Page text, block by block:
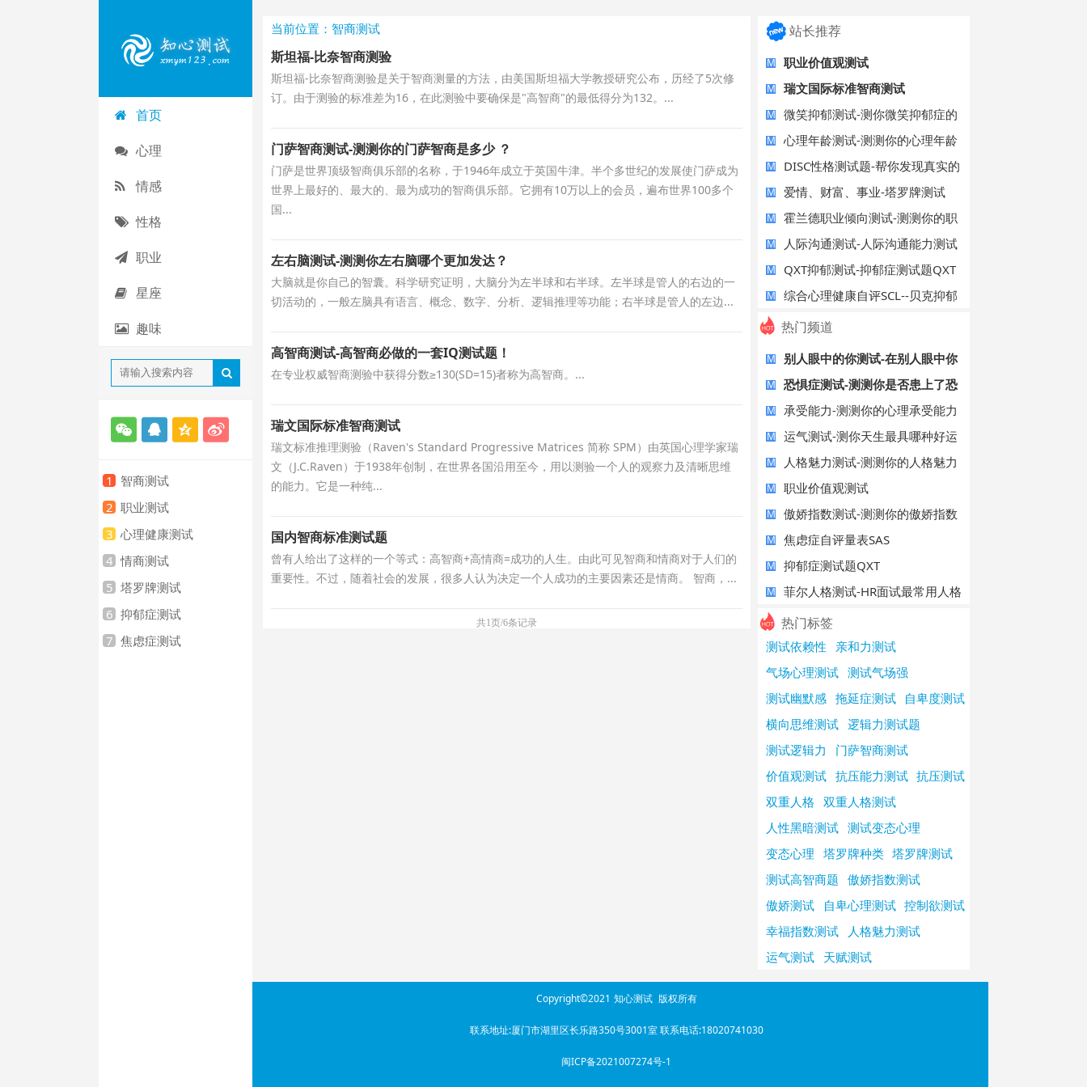
首页
心理
情感
性格
职业
星座
趣味
1
智商测试
2 职业测试
3 心理健康测试
4 情商测试
5 塔罗牌测试
6 抑郁症测试
7 焦虑症测试
当前位置：智商测试
斯坦福-比奈智商测验
斯坦福-比奈智商测验是关于智商测量的方法，由美国斯坦福大学教授研究公布，历经了5次修
订。由于测验的标准差为16，在此测验中要确保是"高智商"的最低得分为132。...
门萨智商测试-测测你的门萨智商是多少 ？
门萨是世界顶级智商俱乐部的名称，于1946年成立于英国牛津。半个多世纪的发展使门萨成为
世界上最好的、最大的、最为成功的智商俱乐部。它拥有10万以上的会员，遍布世界100多个
国...
左右脑测试-测测你左右脑哪个更加发达？
大脑就是你自己的智囊。科学研究证明，大脑分为左半球和右半球。左半球是管人的右边的一
切活动的，一般左脑具有语言、概念、数字、分析、逻辑推理等功能；右半球是管人的左边...
高智商测试-高智商必做的一套IQ测试题！
在专业权威智商测验中获得分数≥130(SD=15)者称为高智商。...
瑞文国际标准智商测试
瑞文标准推理测验（Raven's Standard Progressive Matrices 简称 SPM）由英国心理学家瑞
文（J.C.Raven）于1938年创制，在世界各国沿用至今，用以测验一个人的观察力及清晰思维
的能力。它是一种纯...
国内智商标准测试题
曾有人给出了这样的一个等式：高智商+高情商=成功的人生。由此可见智商和情商对于人们的
重要性。不过，随着社会的发展，很多人认为决定一个人成功的主要因素还是情商。 智商，...
共1页/6条记录
站长推荐
M 职业价值观测试
M 瑞文国际标准智商测试
M
微笑抑郁测试-测你微笑抑郁症的
指数
M
心理年龄测试-测测你的心理年龄
有几岁？
M
DISC性格测试题-帮你发现真实的
自己
M 爱情、财富、事业-塔罗牌测试
M
霍兰德职业倾向测试-测测你的职
业倾向是
M
人际沟通测试-人际沟通能力测试
在线评估
M QXT抑郁测试-抑郁症测试题QXT
M
综合心理健康自评SCL--贝克抑郁
自评表（
热门频道
M
别人眼中的你测试-在别人眼中你
是什么婊
M
恐惧症测试-测测你是否患上了恐
惧症？
M
承受能力-测测你的心理承受能力
有多强
M
运气测试-测你天生最具哪种好运
气？
M
人格魅力测试-测测你的人格魅力
有多高？
M 职业价值观测试
M
傲娇指数测试-测测你的傲娇指数
有多高？
M 焦虑症自评量表SAS
M 抑郁症测试题QXT
M
菲尔人格测试-HR面试最常用人格
测试题
热门标签
测试依赖性
亲和力测试
气场心理测试 测试气场强
测试幽默感 拖延症测试
自卑度测试
横向思维测试 逻辑力测试题
测试逻辑力
门萨智商测试
价值观测试 抗压能力测试 抗压测试
双重人格 双重人格测试
人性黑暗测试 测试变态心理
变态心理 塔罗牌种类 塔罗牌测试
测试高智商题 傲娇指数测试
傲娇测试
自卑心理测试 控制欲测试
幸福指数测试
人格魅力测试
运气测试 天赋测试
Copyright©2021 知心测试 版权所有
联系地址:厦门市湖里区长乐路350号3001室 联系电话:18020741030
闽ICP备2021007274号-1